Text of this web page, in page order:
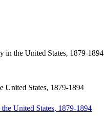
in the United States, 1879-1894
United States, 1879-1894